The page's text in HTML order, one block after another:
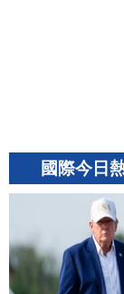
國際今日